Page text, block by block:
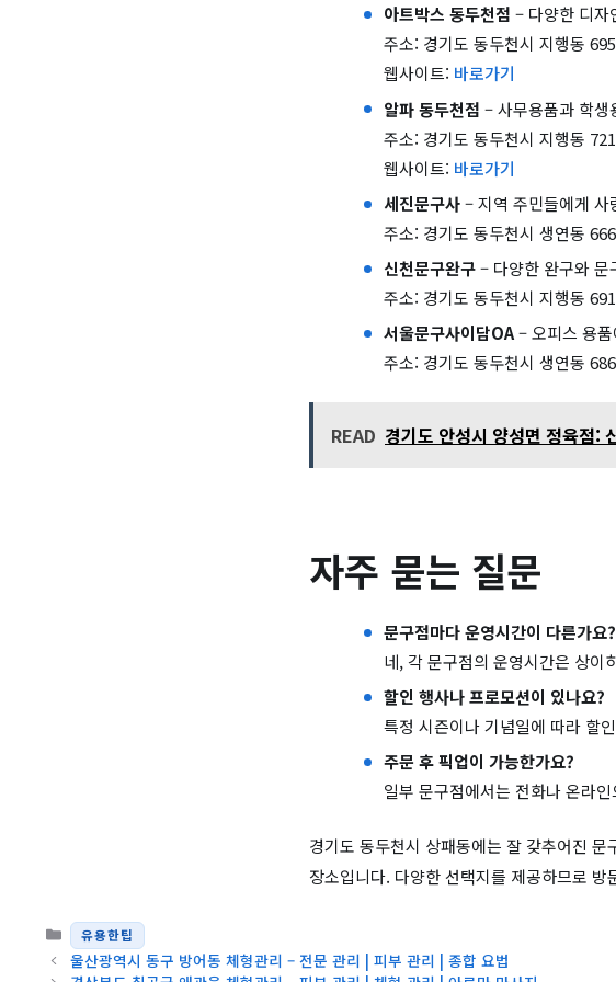
아트박스 동두천점 – 다양한 디자
주소: 경기도 동두천시 지행동
웹사이트: 바로가기
알파 동두천점 – 사무용품과 학생
주소: 경기도 동두천시 지행동
웹사이트: 바로가기
세진문구사– 지역 주민들에게 사
주소: 경기도 동두천시 생연동
신천문구완구– 다양한 완구와 문
주소: 경기도 동두천시 지행동 691
서울문구사이담OA– 오피스 용품
주소: 경기도 동두천시 생연동
READ 경기도 안성시 양성면 정육점:
자주 묻는 질문
문구점마다 운영시간이 다른가요?
네, 각 문구점의 운영시간은 상이
할인 행사나 프로모션이 있나요?
특정 시즌이나 기념일에 따라 할
주문 후 픽업이 가능한가요?
일부 문구점에서는 전화나 온라
경기도 동두천시 상패동에는 잘 갖추어진
장소입니다. 다양한 선택지를 제공하므로
카테고리
유용한팁
울산광역시 동구 방어동 체형관리 – 전문 관리 | 피부 관리 | 종합 요법